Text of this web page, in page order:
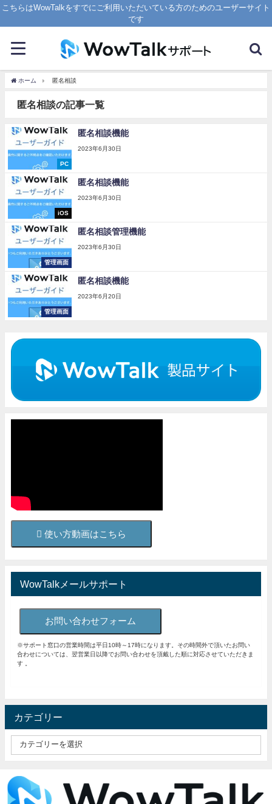
こちらはWowTalkをすでにご利用いただいている方のためのユーザーサイト
です
ホーム 匿名相談
匿名相談の記事一覧
PC
匿名相談機能
2023年6月30日
iOS
匿名相談機能
2023年6月30日
管理画面
匿名相談管理機能
2023年6月30日
管理画面
匿名相談機能
2023年6月20日
使い方動画はこちら
WowTalkメールサポート
お問い合わせフォーム
※サポート窓口の営業時間は平日10時～17時になります。その時間外で頂いたお問い
合わせについては、翌営業日以降でお問い合わせを頂戴した順に対応させていただきま
す 。
カテゴリー